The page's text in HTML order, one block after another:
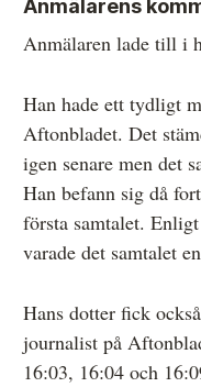
Anmälarens
Anmälaren lade till i
Han hade ett tydligt
Aftonbladet. Det
igen senare men det
Han befann sig då
första samtalet.
varade det samtalet
Hans dotter fick
journalist på
16:03, 16:04 och